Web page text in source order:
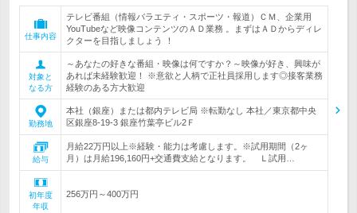
仕事内容
テレビ番組（情報バラエティ・スポーツ・報道）ＣＭ、企業用
YouTubeなど映像コンテンツのＡＤ業務 。まずはＡＤからディレ
クターを目指しましょう ！
対象と
なる方
～あなたの好きな番組・映像は何ですか？～映像が好き、興味が
あれば未経験歓迎！ ※意欲と人柄で正社員採用します◎接客業務
経験のある方大歓迎
勤務地
本社（銀座）または都内テレビ局 ※転勤なし 本社／東京都中央
区銀座8-19-3 銀座竹葉亭ビル2Ｆ
給与
月給22万円以上※経験・能力は考慮します。※試用期間（2ヶ
月）は月給196,160円+交通費支給となります。 Ｌ試用…
初年度
年収
256万円～400万円